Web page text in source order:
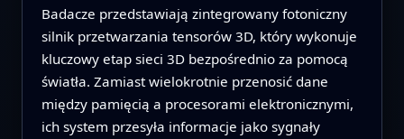
Badacze przedstawiają zintegrowany fotoniczny
silnik przetwarzania tensorów 3D, który wykonuje
kluczowy etap sieci 3D bezpośrednio za pomocą
światła. Zamiast wielokrotnie przenosić dane
między pamięcią a procesorami elektronicznymi,
ich system przesyła informacje jako sygnały